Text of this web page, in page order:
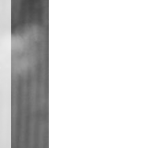
Next